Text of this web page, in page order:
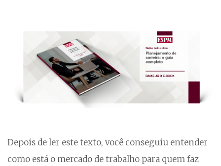
Depois de ler este texto, você conseguiu entender
como está o mercado de trabalho para quem faz